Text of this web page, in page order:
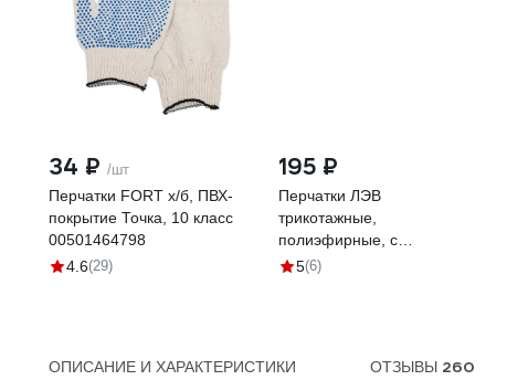
34 ₽ /шт
Перчатки FORT х/б, ПВХ-
покрытие Точка, 10 класс
00501464798
4.6(29)
195 ₽
Перчатки ЛЭВ
трикотажные,
полиэфирные, с
нитриловым покрытиеми,
5(6)
ОПИСАНИЕ И ХАРАКТЕРИСТИКИ ОТЗЫВЫ 260